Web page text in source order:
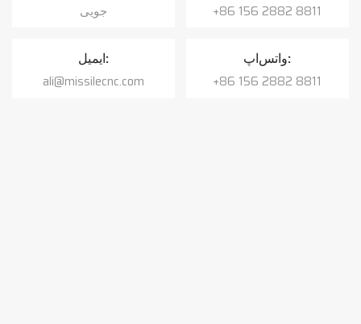
جویی +86 156 2882 8811
ایمیل:
ali@missilecnc.com
واتس‌اپ:
+86 156 2882 8811